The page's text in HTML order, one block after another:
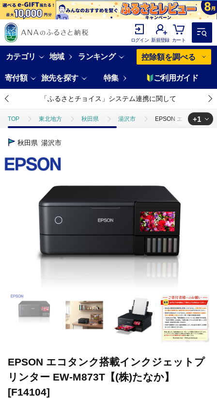
ログイン 新規登録 カート
カテゴリ 地域 ランキング 控除額を調べる
寄付額 旅先を探す 特集 ご利用ガイド
「ふるさとチョイス」システム連携に関して
TOP 東北地方 秋田県 湯沢市 EPSON エコタンク搭
TOP
+1
秋田県 湯沢市
EPSON エコタンク搭載インクジェットプ
リンター EW-M873T【(株)たなか】
[F14104]